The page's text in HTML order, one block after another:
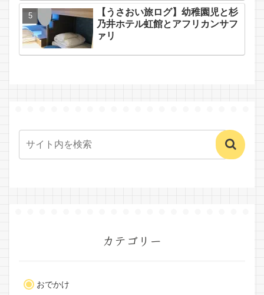
【うさおい旅ログ】幼稚園児と杉
乃井ホテル虹館とアフリカンサフ
ァリ
カテゴリー
おでかけ